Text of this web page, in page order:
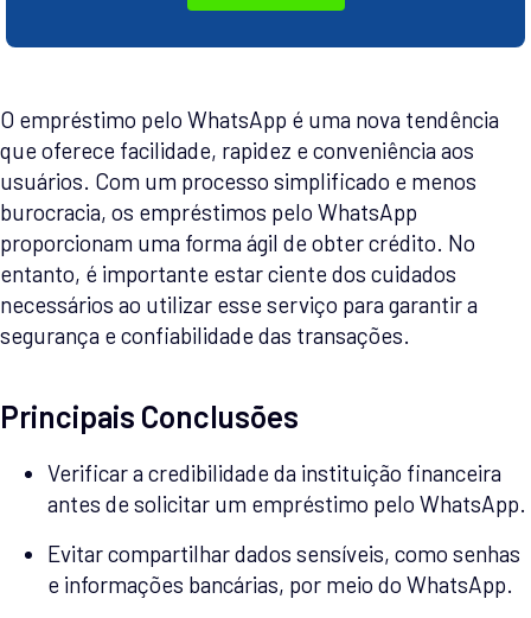
O empréstimo pelo WhatsApp é uma nova tendência
que oferece facilidade, rapidez e conveniência aos
usuários. Com um processo simplificado e menos
burocracia, os empréstimos pelo WhatsApp
proporcionam uma forma ágil de obter crédito. No
entanto, é importante estar ciente dos cuidados
necessários ao utilizar esse serviço para garantir a
segurança e confiabilidade das transações.
Principais Conclusões
Verificar a credibilidade da instituição financeira
antes de solicitar um empréstimo pelo WhatsApp.
Evitar compartilhar dados sensíveis, como senhas
e informações bancárias, por meio do WhatsApp.